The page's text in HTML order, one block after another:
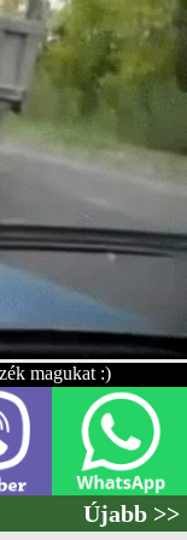
magukat :)
Újabb >>